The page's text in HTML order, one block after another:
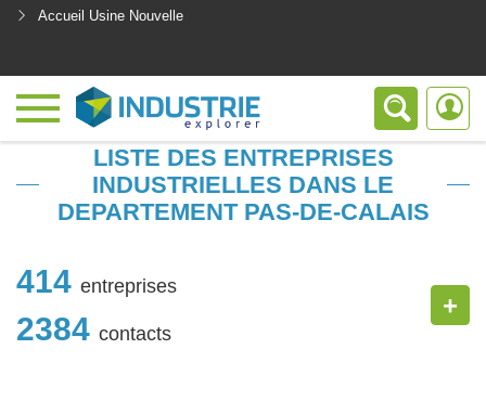
Accueil Usine Nouvelle
LISTE DES ENTREPRISES
INDUSTRIELLES DANS LE
DEPARTEMENT PAS-DE-CALAIS
414 entreprises
2384 contacts
+